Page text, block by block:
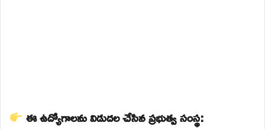
ఈ ఉద్యోగాలను విడుదల చేసిన ప్రభుత్వ సంస్థ: